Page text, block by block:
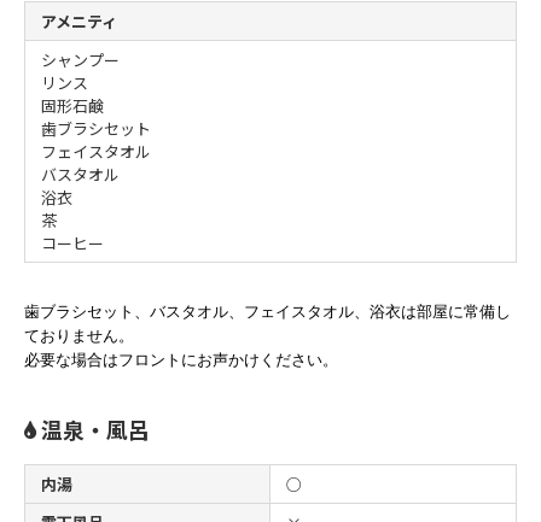
アメニティ
シャンプー
リンス
固形石鹸
歯ブラシセット
フェイスタオル
バスタオル
浴衣
茶
コーヒー
歯ブラシセット、バスタオル、フェイスタオル、浴衣は部屋に常備し
ておりません。
必要な場合はフロントにお声かけください。
温泉・風呂
内湯
○